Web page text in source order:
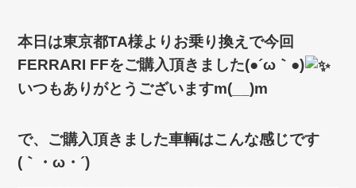
本日は東京都TA様よりお乗り換えで今回
FERRARI FFをご購入頂きました(●´ω｀●)
いつもありがとうございますm(__)m
で、ご購入頂きました車輌はこんな感じです
(｀・ω・´)ゞ